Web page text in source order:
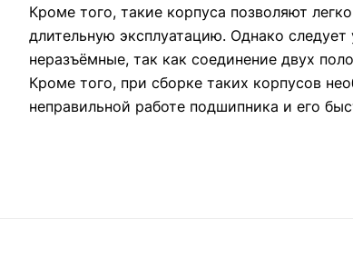
Кроме того, такие корпуса позволяют
длительную эксплуатацию. Однако
неразъёмные, так как соединение двух
Кроме того, при сборке таких корпусов
неправильной работе подшипника и его